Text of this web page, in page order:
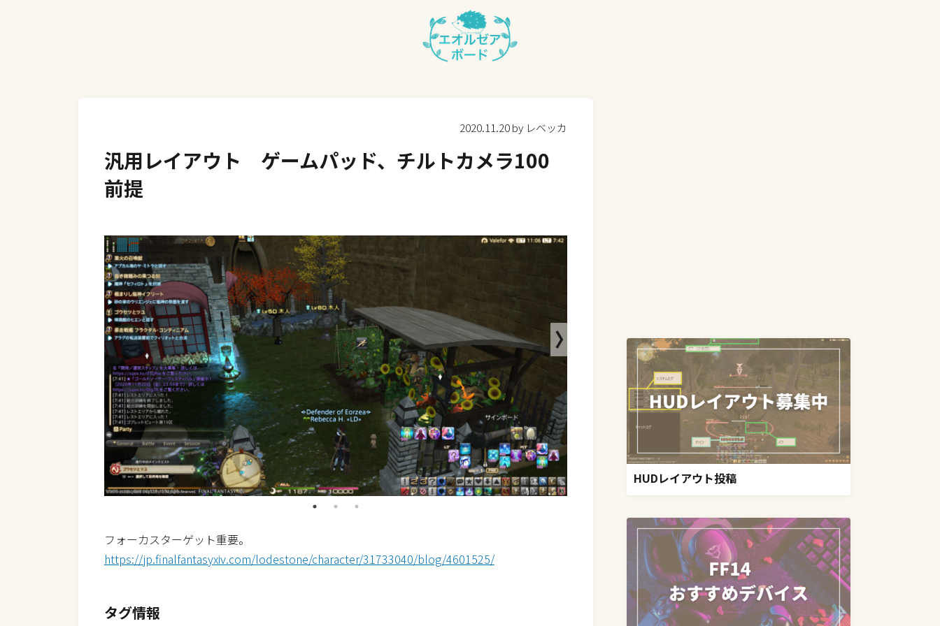
2020.11.20 by レベッカ
汎用レイアウト ゲームパッド、チルトカメラ100
前提
フォーカスターゲット重要。
https://jp.finalfantasyxiv.com/lodestone/character/31733040/blog/4601525/
タグ情報
HUDレイアウト投稿